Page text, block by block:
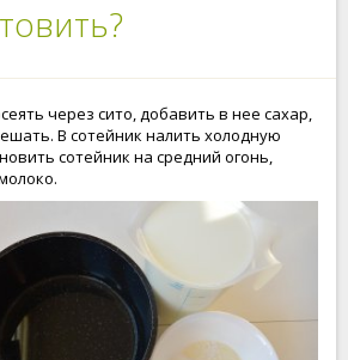
через сито, добавить в нее сахар,
В сотейник налить холодную
сотейник на средний огонь,